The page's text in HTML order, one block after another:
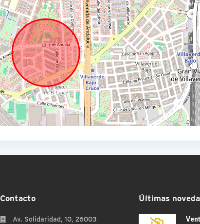
Contacto
Av. Solidaridad, 10, 26003
Últimas